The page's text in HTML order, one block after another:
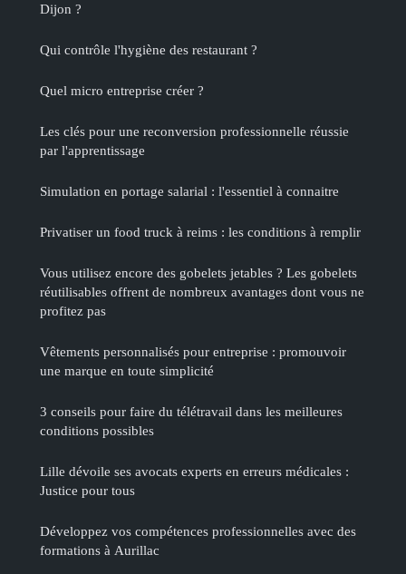
Dijon ?
Qui contrôle l'hygiène des restaurant ?
Quel micro entreprise créer ?
Les clés pour une reconversion professionnelle réussie
par l'apprentissage
Simulation en portage salarial : l'essentiel à connaitre
Privatiser un food truck à reims : les conditions à remplir
Vous utilisez encore des gobelets jetables ? Les gobelets
réutilisables offrent de nombreux avantages dont vous ne
profitez pas
Vêtements personnalisés pour entreprise : promouvoir
une marque en toute simplicité
3 conseils pour faire du télétravail dans les meilleures
conditions possibles
Lille dévoile ses avocats experts en erreurs médicales :
Justice pour tous
Développez vos compétences professionnelles avec des
formations à Aurillac